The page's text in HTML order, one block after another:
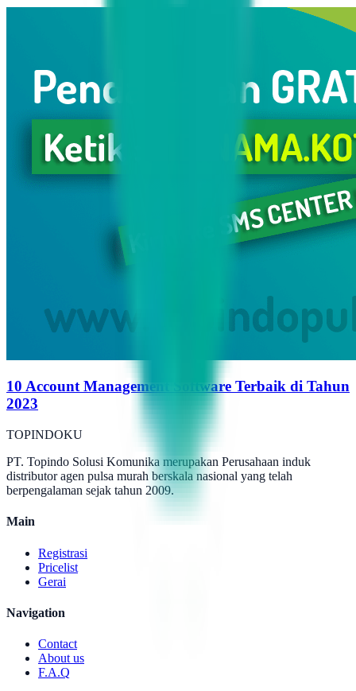
10 Account Management Software Terbaik di Tahun
2023
TOPINDOKU
PT. Topindo Solusi Komunika merupakan Perusahaan induk
distributor agen pulsa murah berskala nasional yang telah
berpengalaman sejak tahun 2009.
Main
Registrasi
Pricelist
Gerai
Navigation
Contact
About us
F.A.Q